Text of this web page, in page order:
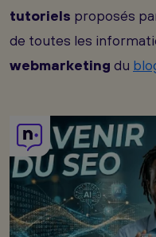
tutoriels proposés
de toutes les
webmarketing du